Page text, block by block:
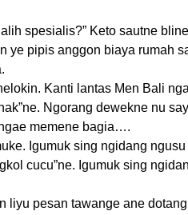
spesialis?” Keto sautne
ye pipis anggon biaya rumah
Kanti lantas Men Bali
Ngorang dewekne nu
memene bagia….
Igumuk sing ngidang
cucu”ne. Igumuk sing
liyu pesan tawange ane